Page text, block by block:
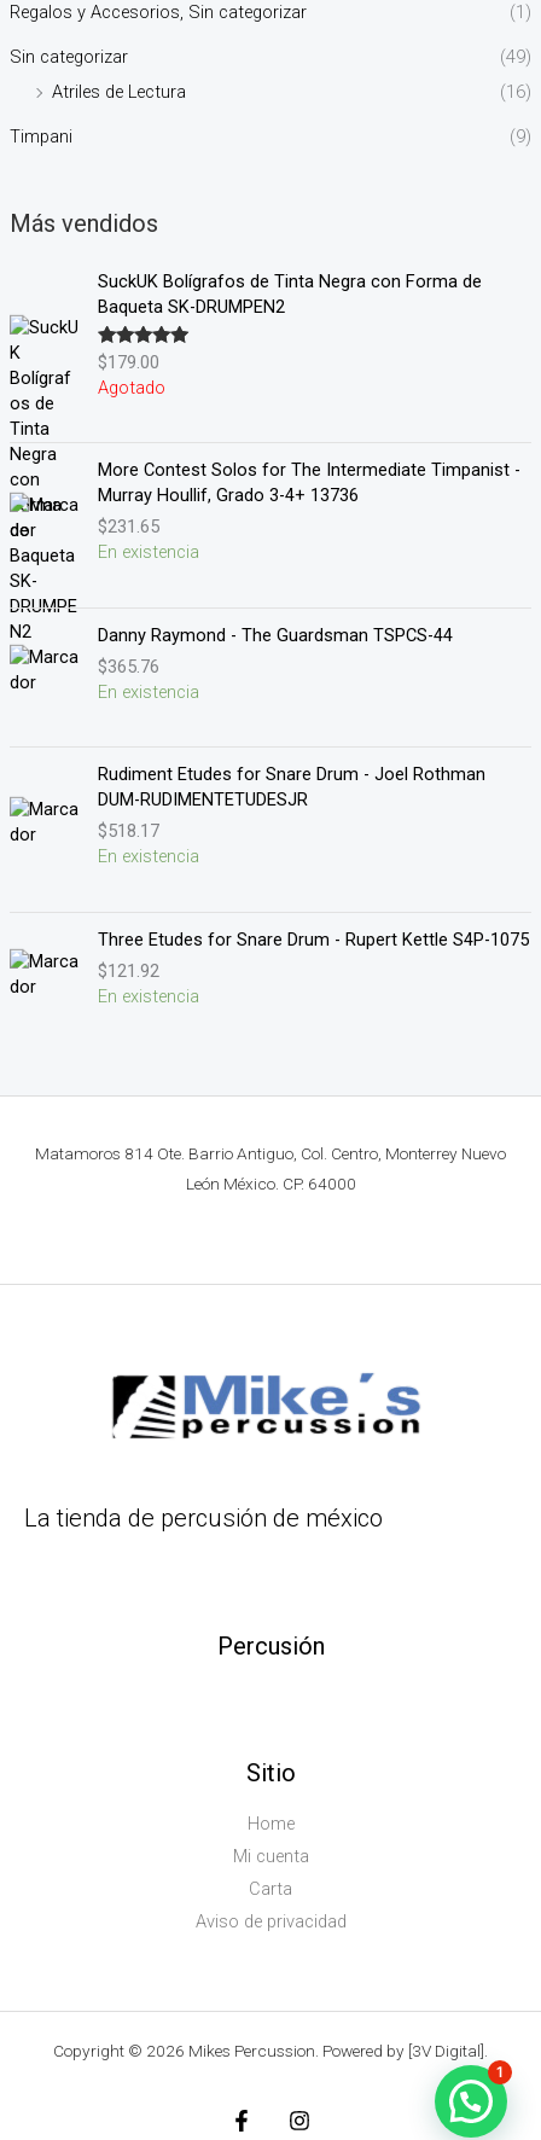
Regalos y Accesorios, Sin categorizar (1)
Sin categorizar
(49)
Atriles de Lectura
(16)
Timpani (9)
Más vendidos
SuckUK Bolígrafos de Tinta Negra con Forma de
Baqueta SK-DRUMPEN2
Valorado en
5.00 de 5
$179.00
Agotado
More Contest Solos for The Intermediate Timpanist -
Murray Houllif, Grado 3-4+ 13736
$231.65
En existencia
Danny Raymond - The Guardsman TSPCS-44
$365.76
En existencia
Rudiment Etudes for Snare Drum - Joel Rothman
DUM-RUDIMENTETUDESJR
$518.17
En existencia
Three Etudes for Snare Drum - Rupert Kettle S4P-1075
$121.92
En existencia
Matamoros 814 Ote. Barrio Antiguo, Col. Centro, Monterrey Nuevo
León México. CP. 64000
La tienda de percusión de méxico
Percusión
Sitio
Home
Mi cuenta
Carta
Aviso de privacidad
Copyright © 2026 Mikes Percussion. Powered by [3V Digital].
1